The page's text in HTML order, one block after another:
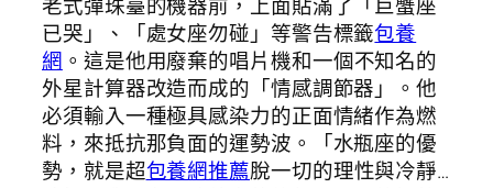
老式彈珠臺的機器前，上面貼滿了「巨蟹座
已哭」、「處女座勿碰」等警告標籤包養
網 。這是他用廢棄的唱片機和一個不知名的
外星計算器改造而成的「情感調節器」。他
必須輸入一種極具感染力的正面情緒作為燃
料，來抵抗那負面的運勢波。「水瓶座的優
勢，就是超包養網推薦脫一切的理性與冷靜…